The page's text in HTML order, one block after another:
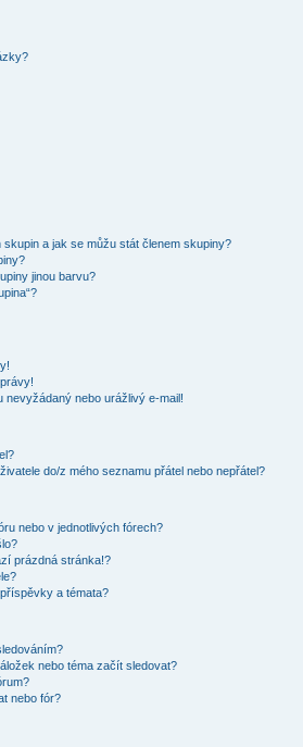
a jak se můžu stát členem skupiny?
jinou barvu?
nevyžádaný nebo urážlivý e-mail!
do/z mého seznamu přátel nebo nepřátel?
nebo v jednotlivých fórech?
prázdná stránka!?
a témata?
nebo téma začít sledovat?
nebo fór?